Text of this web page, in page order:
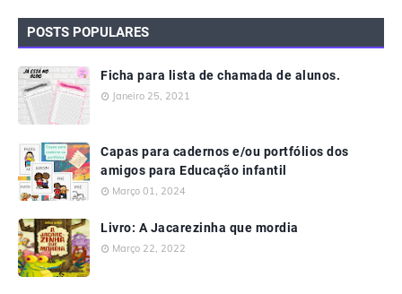
POSTS POPULARES
Ficha para lista de chamada de alunos.
Janeiro 25, 2021
Capas para cadernos e/ou portfólios dos
amigos para Educação infantil
Março 01, 2024
Livro: A Jacarezinha que mordia
Março 22, 2022